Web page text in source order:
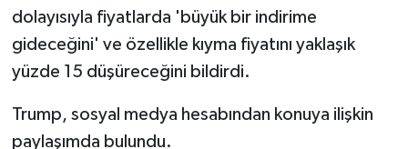
dolayısıyla fiyatlarda 'büyük bir indirime
gideceğini' ve özellikle kıyma fiyatını yaklaşık
yüzde 15 düşüreceğini bildirdi.
Trump, sosyal medya hesabından konuya ilişkin
paylaşımda bulundu.